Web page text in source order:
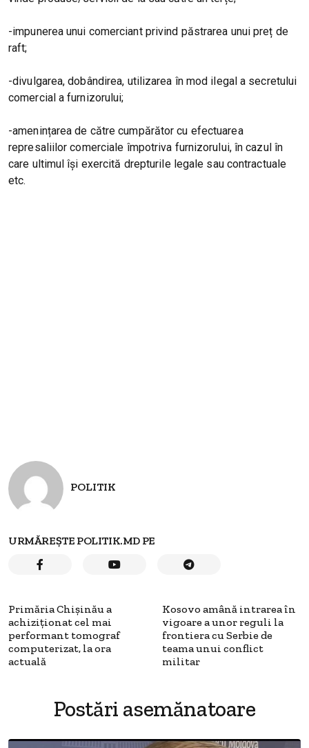
-impunerea unui comerciant privind păstrarea unui preț de
raft;
-divulgarea, dobândirea, utilizarea în mod ilegal a secretului
comercial a furnizorului;
-amenințarea de către cumpărător cu efectuarea
represaliilor comerciale împotriva furnizorului, în cazul în
care ultimul își exercită drepturile legale sau contractuale
etc.
POLITIK
URMĂREȘTE POLITIK.MD PE
Primăria Chișinău a
achiziționat cel mai
performant tomograf
computerizat, la ora
actuală
Kosovo amână intrarea în
vigoare a unor reguli la
frontiera cu Serbie de
teama unui conflict
militar
Postări asemănatoare